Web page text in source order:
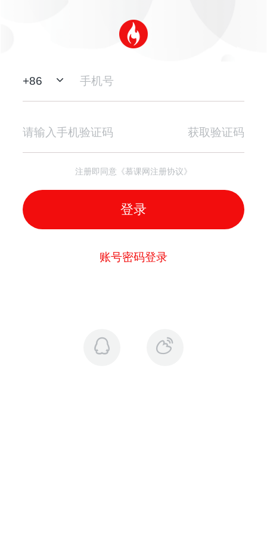
+86
获取验证码
注册即同意《慕课网注册协议》
登录
账号密码登录